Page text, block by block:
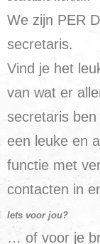
We zijn PER
secretaris.
Vind je het
van wat er
secretaris
een leuke en
functie met
contacten in
Iets voor jou?
… of voor je